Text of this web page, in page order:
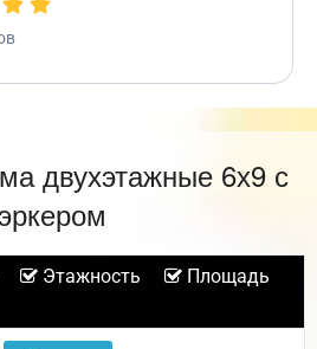
двухэтажные 6х9 с
Этажность
Площадь